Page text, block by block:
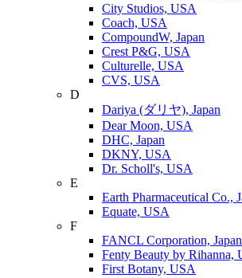
City Studios, USA
Coach, USA
CompoundW, Japan
Crest P&G, USA
Culturelle, USA
CVS, USA
D
Dariya (ダリヤ), Japan
Dear Moon, USA
DHC, Japan
DKNY, USA
Dr. Scholl's, USA
E
Earth Pharmaceutical Co.,
Equate, USA
F
FANCL Corporation, Japan
Fenty Beauty by Rihanna,
First Botany, USA